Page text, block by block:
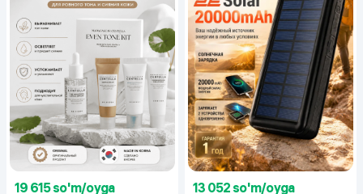
19 615 so'm/oyga 13 052 so'm/oyga